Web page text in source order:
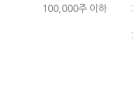
100,000주 이하 :
: